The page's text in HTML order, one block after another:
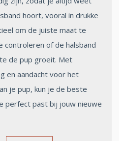
hoort, vooral in drukke
om de juiste maat te
controleren of de halsband
de pup groeit. Met
en aandacht voor het
je pup, kun je de beste
perfect past bij jouw nieuwe